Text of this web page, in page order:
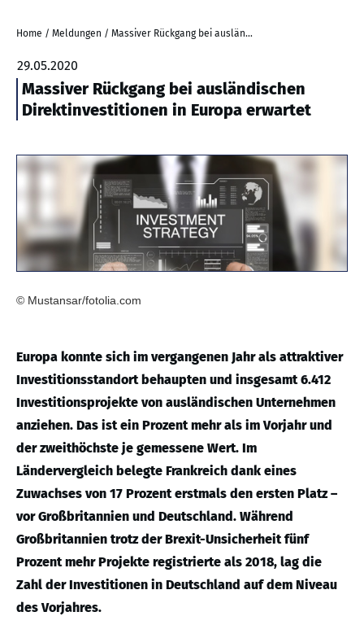
Home / Meldungen / Massiver Rückgang bei ausländischen Direktinvestitionen in Europa erwartet
29.05.2020
Massiver Rückgang bei ausländischen
Direktinvestitionen in Europa erwartet
© Mustansar/fotolia.com
Europa konnte sich im vergangenen Jahr als attraktiver
Investitionsstandort behaupten und insgesamt 6.412
Investitionsprojekte von ausländischen Unternehmen
anziehen. Das ist ein Prozent mehr als im Vorjahr und
der zweithöchste je gemessene Wert. Im
Ländervergleich belegte Frankreich dank eines
Zuwachses von 17 Prozent erstmals den ersten Platz –
vor Großbritannien und Deutschland. Während
Großbritannien trotz der Brexit-Unsicherheit fünf
Prozent mehr Projekte registrierte als 2018, lag die
Zahl der Investitionen in Deutschland auf dem Niveau
des Vorjahres.